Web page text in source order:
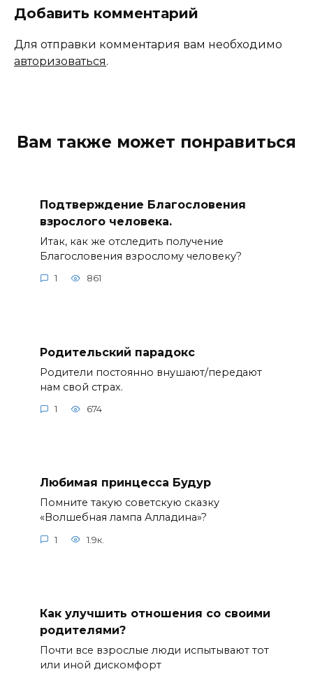
Добавить комментарий
Для отправки комментария вам необходимо
авторизоваться.
Вам также может понравиться
Подтверждение Благословения
взрослого человека.
Итак, как же отследить получение
Благословения взрослому человеку?
1 861
Родительский парадокс
Родители постоянно внушают/передают
нам свой страх.
1 674
Любимая принцесса Будур
Помните такую советскую сказку
«Волшебная лампа Алладина»?
1 1.9к.
Как улучшить отношения со своими
родителями?
Почти все взрослые люди испытывают тот
или иной дискомфорт